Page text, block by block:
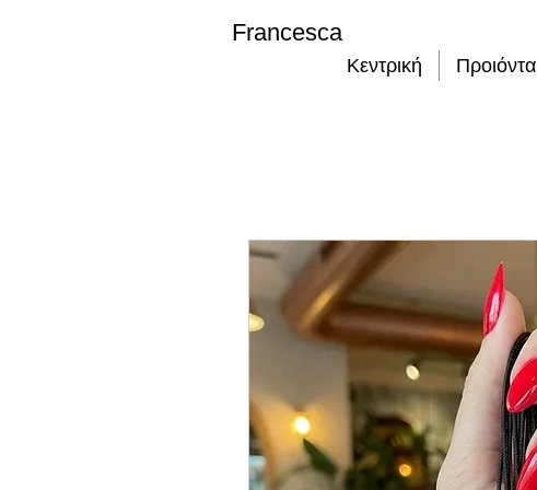
Κεντρική Προιόντα
Francesca